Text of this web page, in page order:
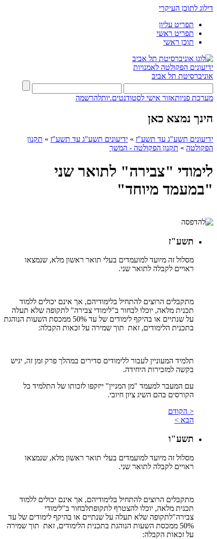
דילוג לתוכן העיקרי
תפריט עליון
תפריט ראשי
תוכן ראשי
ידיעונים הפקולטה לאמנויות
אוניברסיטת תל אביב
מערכת פניותאזור אישי לסטודנטים.יותלהרשמה
הינך נמצא כאן
ידיעונים תשע"ג עד תשע"ז » ידיעונים תשע"ג עד תשע"ז » תקנון
הפקולטה » תקנון הפקולטה - המשך
לימודי "צבירה" לתואר שני
"במעמד מיוחד"
תשע"ז
מסלול זה מיועד למועמדים בעלי תואר ראשון מלא, שנמצאו
ראויים לקבלה לתואר שני.
מתקבלים הרוצים להתחיל בלימודיהם, אך אינם יכולים ללמוד
תכנית מלאה, יוכלו לבחור ב"לימודי צבירה" לתקופה שלא תעלה
על שנתיים או בהיקף לימודים של עד 50% ממכסת השעות הנוהגת
בתכנית הלימודים, זאת תוך שמירה על זכאות הקבלה:
תלמיד המעוניין לעבור ללימודים סדירים במהלך פרק זמן זה, יגיש
בקשה למזכירות היחידה.
עם המעבר למעמד "מן המניין" ייזקפו לזכותו של התלמיד כל
הקורסים בהם השיג ציון חיובי.
< הקודם
הבא >
תשע"ו
מסלול זה מיועד למועמדים בעלי תואר ראשון מלא, שנמצאו
ראויים לקבלה לתואר שני.
מתקבלים הרוצים להתחיל בלימודיהם, אך אינם יכולים ללמוד
תכנית מלאה, יוכלו להצטרף לתקופתלבחור ב"לימודי
צבירה"לתקופה שלא תעלה על שנתיים או בהיקף לימודים של עד
50% ממכסת השעות הנוהגת בתכנית הלימודים, זאת תוך שמירה
על זכאות הקבלה: